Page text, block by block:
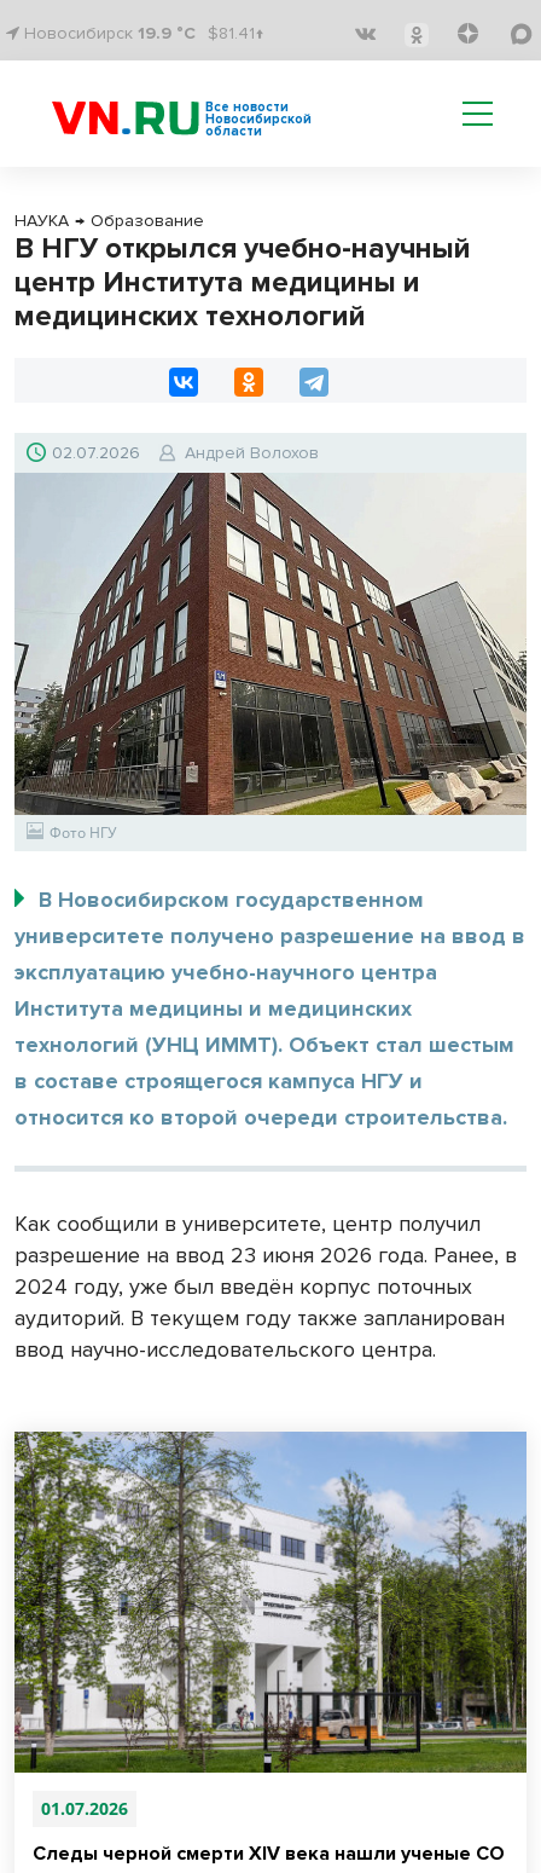
Новосибирск 19.9 °C $81.41↑
Все новости
Новосибирской
области
НАУКА → Образование
В НГУ открылся учебно-научный
центр Института медицины и
медицинских технологий
02.07.2026 Андрей Волохов
Фото НГУ
В Новосибирском государственном
университете получено разрешение на ввод в
эксплуатацию учебно-научного центра
Института медицины и медицинских
технологий (УНЦ ИММТ). Объект стал шестым
в составе строящегося кампуса НГУ и
относится ко второй очереди строительства.
Как сообщили в университете, центр получил
разрешение на ввод 23 июня 2026 года. Ранее, в
2024 году, уже был введён корпус поточных
аудиторий. В текущем году также запланирован
ввод научно-исследовательского центра.
01.07.2026
Следы черной смерти XIV века нашли ученые СО